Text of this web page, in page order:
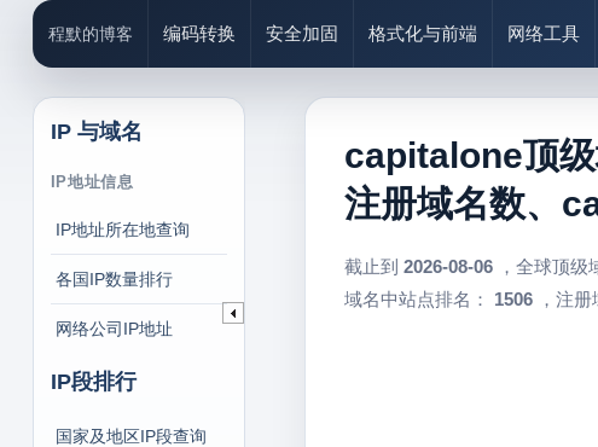
程默的博客 编码转换 安全加固 格式化与前端 网络工具
IP 与域名
IP地址信息
IP地址所在地查询
各国IP数量排行
网络公司IP地址
IP段排行
国家及地区IP段查询
capitalone顶
注册域名数、
截止到 2026-08-06，全球顶级
域名中站点排名： 1506，注册